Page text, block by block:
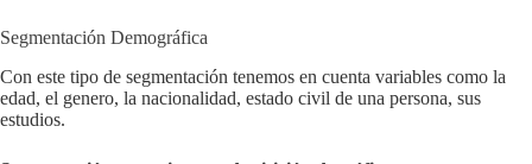
Segmentación Demográfica
Con este tipo de segmentación tenemos en cuenta variables como la
edad, el genero, la nacionalidad, estado civil de una persona, sus
estudios.